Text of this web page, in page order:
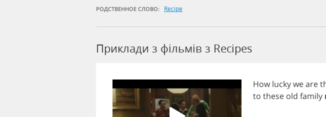
РОДСТВЕННОЕ СЛОВО: Recipe
Приклади з фільмів з Recipes
How luckyweare
to these old family